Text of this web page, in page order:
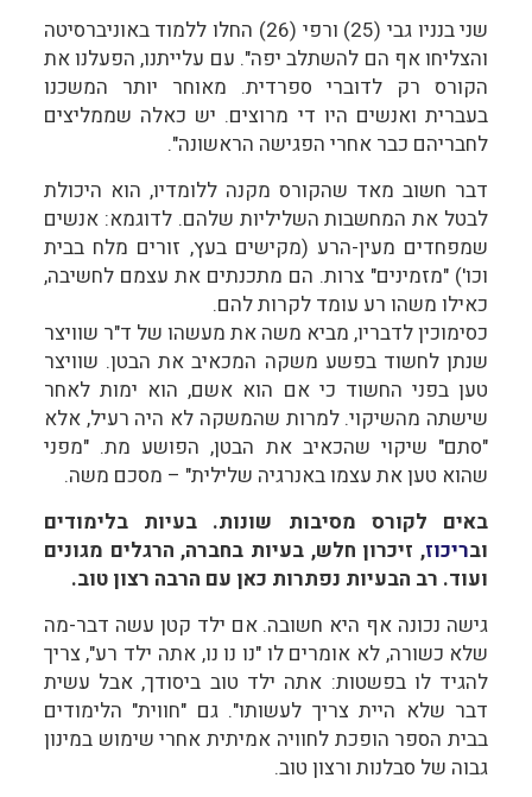
שני בנניו גבי (25) ורפי (26) החלו ללמוד באוניברסיטה
והצליחו אף הם להשתלב יפה". עם עלייתנו, הפעלנו את
הקורס רק לדוברי ספרדית. מאוחר יותר המשכנו
בעברית ואנשים היו די מרוצים. יש כאלה שממליצים
לחבריהם כבר אחרי הפגישה הראשונה".
דבר חשוב מאד שהקורס מקנה ללומדיו, הוא היכולת
לבטל את המחשבות השליליות שלהם. לדוגמא: אנשים
שמפחדים מעין-הרע (מקישים בעץ, זורים מלח בבית
וכו') "מזמינים" צרות. הם מתכנתים את עצמם לחשיבה,
כאילו משהו רע עומד לקרות להם.
כסימוכין לדבריו, מביא משה את מעשהו של ד"ר שוויצר
שנתן לחשוד בפשע משקה המכאיב את הבטן. שוויצר
טען בפני החשוד כי אם הוא אשם, הוא ימות לאחר
שישתה מהשיקוי. למרות שהמשקה לא היה רעיל, אלא
"סתם" שיקוי שהכאיב את הבטן, הפושע מת. "מפני
שהוא טען את עצמו באנרגיה שלילית" – מסכם משה.
באים לקורס מסיבות שונות. בעיות בלימודים
ובריכוז, זיכרון חלש, בעיות בחברה, הרגלים מגונים
ועוד. רב הבעיות נפתרות כאן עם הרבה רצון טוב.
גישה נכונה אף היא חשובה. אם ילד קטן עשה דבר-מה
שלא כשורה, לא אומרים לו "נו נו נו, אתה ילד רע", צריך
להגיד לו בפשטות: אתה ילד טוב ביסודך, אבל עשית
דבר שלא היית צריך לעשותו". גם "חווית" הלימודים
בבית הספר הופכת לחוויה אמיתית אחרי שימוש במינון
גבוה של סבלנות ורצון טוב.